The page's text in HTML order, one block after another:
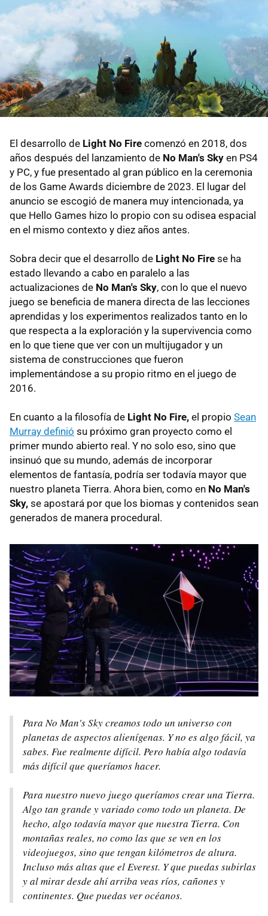
El desarrollo de Light No Fire comenzó en 2018, dos
años después del lanzamiento de No Man's Sky en PS4
y PC, y fue presentado al gran público en la ceremonia
de los Game Awards diciembre de 2023. El lugar del
anuncio se escogió de manera muy intencionada, ya
que Hello Games hizo lo propio con su odisea espacial
en el mismo contexto y diez años antes.
Sobra decir que el desarrollo de Light No Fire se ha
estado llevando a cabo en paralelo a las
actualizaciones de No Man's Sky, con lo que el nuevo
juego se beneficia de manera directa de las lecciones
aprendidas y los experimentos realizados tanto en lo
que respecta a la exploración y la supervivencia como
en lo que tiene que ver con un multijugador y un
sistema de construcciones que fueron
implementándose a su propio ritmo en el juego de
2016.
En cuanto a la filosofía de Light No Fire, el propio Sean
Murray definió su próximo gran proyecto como el
primer mundo abierto real. Y no solo eso, sino que
insinuó que su mundo, además de incorporar
elementos de fantasía, podría ser todavía mayor que
nuestro planeta Tierra. Ahora bien, como en No Man's
Sky, se apostará por que los biomas y contenidos sean
generados de manera procedural.
Para No Man's Sky creamos todo un universo con
planetas de aspectos alienígenas. Y no es algo fácil, ya
sabes. Fue realmente difícil. Pero había algo todavía
más difícil que queríamos hacer.
Para nuestro nuevo juego queríamos crear una Tierra.
Algo tan grande y variado como todo un planeta. De
hecho, algo todavía mayor que nuestra Tierra. Con
montañas reales, no como las que se ven en los
videojuegos, sino que tengan kilómetros de altura.
Incluso más altas que el Everest. Y que puedas subirlas
y al mirar desde ahí arriba veas ríos, cañones y
continentes. Que puedas ver océanos.